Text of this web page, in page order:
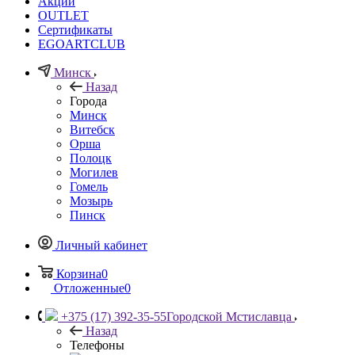
OUTLET
Сертификаты
EGOARTCLUB
Минск
Назад
Города
Минск
Витебск
Орша
Полоцк
Могилев
Гомель
Мозырь
Пинск
Личный кабинет
Корзина0
Отложенные0
+375 (17) 392-35-55Городской Мстиславца
Назад
Телефоны